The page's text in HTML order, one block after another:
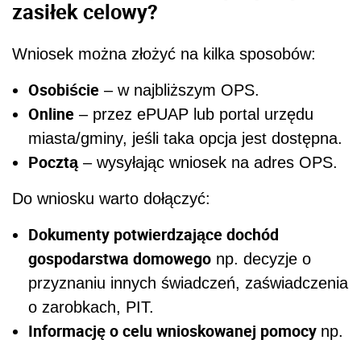
zasiłek celowy?
Wniosek można złożyć na kilka sposobów:
Osobiście – w najbliższym OPS.
Online – przez ePUAP lub portal urzędu
miasta/gminy, jeśli taka opcja jest dostępna.
Pocztą– wysyłając wniosek na adres OPS.
Do wniosku warto dołączyć:
Dokumenty potwierdzające dochód
gospodarstwa domowego np. decyzje o
przyznaniu innych świadczeń, zaświadczenia
o zarobkach, PIT.
Informację o celu wnioskowanej pomocy np.